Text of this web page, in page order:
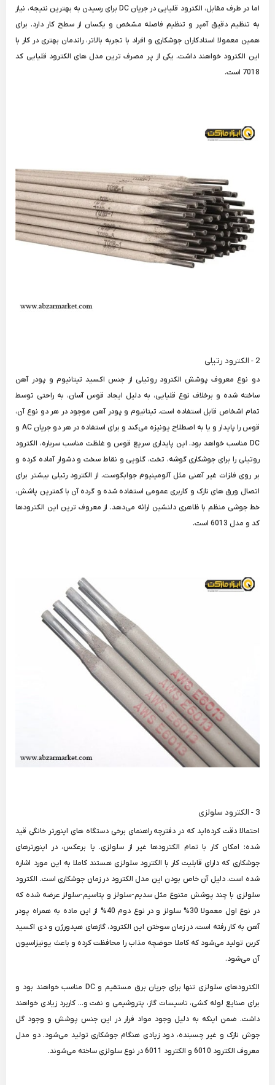
اما در طرف مقابل، الکترود قلیایی در جریان DC برای رسیدن به بهترین نتیجه، نیاز
به تنظیم دقیق آمپر و تنظیم فاصله مشخص و یکسان از سطح کار دارد. برای
همین معمولا استادکاران جوشکاری و افراد با تجربه بالاتر، راندمان بهتری در کار با
این الکترود خواهند داشت. یکی از پر مصرف ترین مدل های الکترود قلیایی کد
7018 است.
2 - الکترود رتیلی
دو نوع معروف پوشش الکترود روتیلی از جنس اکسید تیتانیوم و پودر آهن
ساخته شده و برخلاف نوع قلیایی، به دلیل ایجاد قوس آسان، به راحتی توسط
تمام اشخاص قابل استفاده است. تیتانیوم و پودر آهن موجود در هر دو نوع آن،
قوس را پایدار و یا به اصطلاح یونیزه می‌کند و برای استفاده در هر دو جریان AC و
DC مناسب خواهد بود. این پایداری سریع قوس و غلظت مناسب سرباره، الکترود
روتیلی را برای جوشکاری گوشه، تخت، گلویی و نقاط سخت و دشوار آماده کرده و
بر روی فلزات غیر آهنی مثل آلومینیوم جوابگوست. از الکترود رتیلی بیشتر برای
اتصال ورق های نازک و کاربری عمومی استفاده شده و گرده آن با کمترین پاشش،
خط جوشی منظم با ظاهری دلنشین ارائه می‌دهد. از معروف ترین این الکترودها
کد و مدل 6013 است.
3 - الکترود سلولزی
احتمالا دقت کرده‌اید که در دفترچه راهنمای برخی دستگاه های اینورتر خانگی قید
شده: امکان کار با تمام الکترودها غیر از سلولزی. یا برعکس، در اینورترهای
جوشکاری که دارای قابلیت کار با الکترود سلولزی هستند کاملا به این مورد اشاره
شده است. دلیل آن خاص بودن این مدل الکترود در زمان جوشکاری است. الکترود
سلولزی با چند پوشش متنوع مثل سدیم-سلولز و پتاسیم-سلولز عرضه شده که
در نوع اول معمولا 30% سلولز و در نوع دوم 40% از این ماده به همراه پودر
آهن به کار رفته است. در زمان سوختن این الکترود، گازهای هیدورژن و دی اکسید
کربن تولید می‌شود که کاملا حوضچه مذاب را محافظت کرده و باعث یونیزاسیون
آن می‌شود.
الکترودهای سلولزی تنها برای جریان برق مستقیم و DC مناسب خواهند بود و
برای صنایع لوله کشی، تاسیسات گاز، پتروشیمی و نفت و... کاربرد زیادی خواهند
داشت. ضمن اینکه به دلیل وجود مواد فرار در این جنس پوشش و وجود گل
جوش نازک و غیر چسبنده، دود زیادی هنگام جوشکاری تولید می‌شود. دو مدل
معروف الکترود 6010 و الکترود 6011 در نوع سلولزی ساخته می‌شوند.